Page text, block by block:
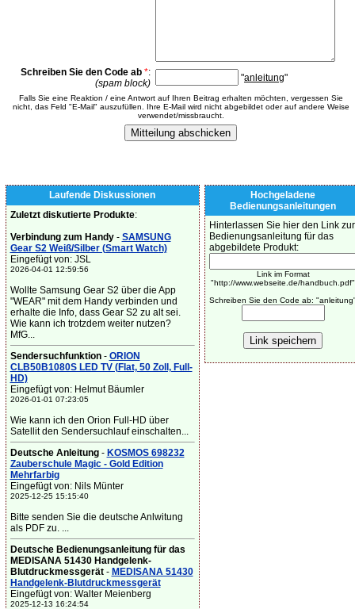
Schreiben Sie den Code ab *:
(spam block)
"anleitung"
Falls Sie eine Reaktion / eine Antwort auf Ihren Beitrag erhalten möchten, vergessen Sie
nicht, das Feld "E-Mail" auszufüllen. Ihre E-Mail wird nicht abgebildet oder auf andere Weise
verwendet/missbraucht.
Laufende Diskussionen
Zuletzt diskutierte Produkte:
Verbindung zum Handy- SAMSUNG
Gear S2 Weiß/Silber (Smart Watch)
Eingefügt von: JSL
2026-04-01 12:59:56
Wollte Samsung Gear S2 über die App
"WEAR" mit dem Handy verbinden und
erhalte die Info, dass Gear S2 zu alt sei.
Wie kann ich trotzdem weiter nutzen?
MfG...
Sendersuchfunktion- ORION
CLB50B1080S LED TV (Flat, 50 Zoll, Full-
HD)
Eingefügt von: Helmut Bäumler
2026-01-01 07:23:05
Wie kann ich den Orion Full-HD über
Satellit den Sendersuchlauf einschalten...
Deutsche Anleitung- KOSMOS 698232
Zauberschule Magic - Gold Edition
Mehrfarbig
Eingefügt von: Nils Münter
2025-12-25 15:15:40
Bitte senden Sie die deutsche Anlwitung
als PDF zu. ...
Deutsche Bedienungsanleitung für das
MEDISANA 51430 Handgelenk-
Blutdruckmessgerät- MEDISANA 51430
Handgelenk-Blutdruckmessgerät
Eingefügt von: Walter Meienberg
2025-12-13 16:24:54
Hochgeladene
Bedienungsanleitungen
Hinterlassen Sie hier den Link zur
Bedienungsanleitung für das
abgebildete Produkt:
Link im Format
"http://www.webseite.de/handbuch.pdf"
Schreiben Sie den Code ab: